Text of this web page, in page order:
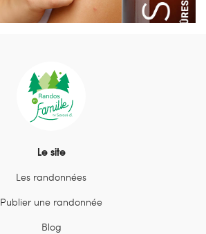
Le site
Les randonnées
Publier une randonnée
Blog